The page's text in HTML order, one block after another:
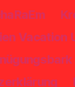
Vacation